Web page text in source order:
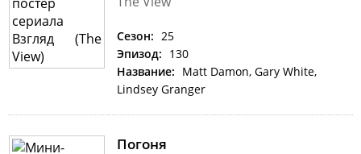
Сезон: 25
Эпизод: 130
Название: Matt Damon, Gary White,
Lindsey Granger
Погоня